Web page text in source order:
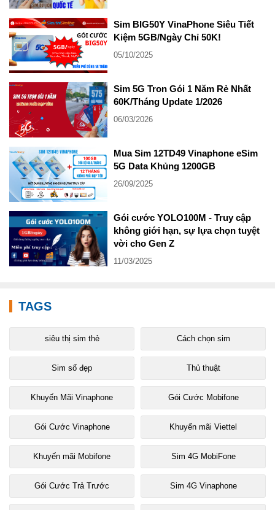
Sim BIG50Y VinaPhone Siêu Tiết
Kiệm 5GB/Ngày Chỉ 50K!
05/10/2025
Sim 5G Tron Gói 1 Năm Rẻ Nhất
60K/Tháng Update 1/2026
06/03/2026
Mua Sim 12TD49 Vinaphone eSim
5G Data Khủng 1200GB
26/09/2025
Gói cước YOLO100M - Truy cập
không giới hạn, sự lựa chọn tuyệt
vời cho Gen Z
11/03/2025
TAGS
siêu thị sim thẻ Cách chọn sim
Sim số đẹp Thủ thuật
Khuyến Mãi Vinaphone Gói Cước Mobifone
Gói Cước Vinaphone Khuyến mãi Viettel
Khuyến mãi Mobifone Sim 4G MobiFone
Gói Cước Trả Trước Sim 4G Vinaphone